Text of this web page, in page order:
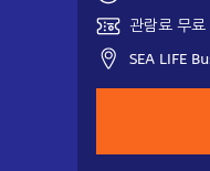
관람료 무료
SEA LIFE